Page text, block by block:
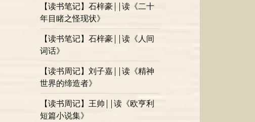
【读书笔记】石梓豪||读《二十
年目睹之怪现状》
【读书笔记】石梓豪||读《人间
词话》
【读书周记】刘子嘉||读《精神
世界的缔造者》
【读书周记】王帅||读《欧亨利
短篇小说集》